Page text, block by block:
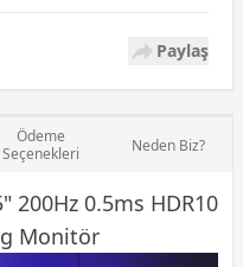
Paylaş
Ödeme
Seçenekleri
Neden Biz?
200Hz 0.5ms HDR10
Monitör